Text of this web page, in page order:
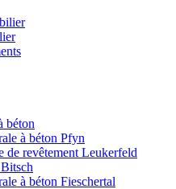
béton
à béton Pfyn
de revêtement Leukerfeld
à béton Fieschertal